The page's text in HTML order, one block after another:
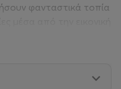
φανταστικά τοπία
χώρο της